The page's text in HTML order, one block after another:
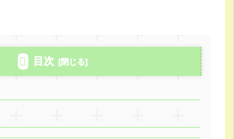
目次